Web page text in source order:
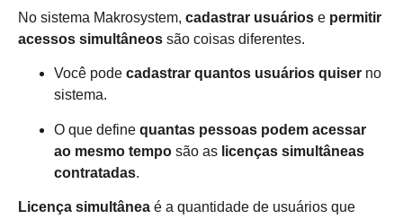
No sistema Makrosystem, cadastrar usuários e permitir
acessos simultâneos são coisas diferentes.
Você pode cadastrar quantos usuários quiser no
sistema.
O que define quantas pessoas podem acessar
ao mesmo tempo são as licenças simultâneas
contratadas.
Licença simultânea é a quantidade de usuários que